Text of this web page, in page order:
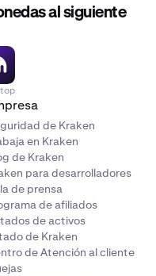
al siguiente
de Kraken
en Kraken
de Kraken
para desarrolladores
de prensa
de afiliados
de activos
de Kraken
de Atención al cliente